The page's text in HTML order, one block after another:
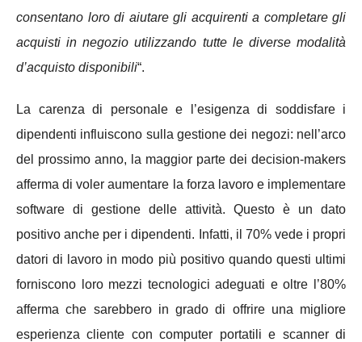
consentano loro di aiutare gli acquirenti a completare gli
acquisti in negozio utilizzando tutte le diverse modalità
d’acquisto disponibili“.
La carenza di personale e l’esigenza di soddisfare i
dipendenti influiscono sulla gestione dei negozi: nell’arco
del prossimo anno, la maggior parte dei decision-makers
afferma di voler aumentare la forza lavoro e implementare
software di gestione delle attività. Questo è un dato
positivo anche per i dipendenti. Infatti, il 70% vede i propri
datori di lavoro in modo più positivo quando questi ultimi
forniscono loro mezzi tecnologici adeguati e oltre l’80%
afferma che sarebbero in grado di offrire una migliore
esperienza cliente con computer portatili e scanner di